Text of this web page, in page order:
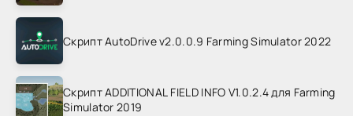
Скрипт AutoDrive v2.0.0.9 Farming Simulator 2022
Скрипт ADDITIONAL FIELD INFO V1.0.2.4 для Farming
Simulator 2019